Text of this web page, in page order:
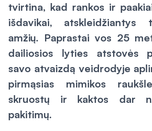
tvirtina, kad rankos ir
išdavikai, atskleidžiantys
amžių. Paprastai vos 25
dailiosios lyties atstovės
savo atvaizdą veidrodyje
pirmąsias mimikos
skruostų ir kaktos dar
pakitimų.